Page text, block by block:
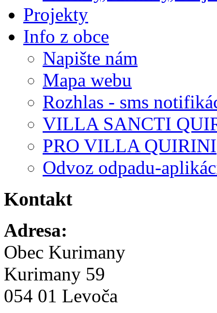
Projekty
Info z obce
Napište nám
Mapa webu
Rozhlas - sms
VILLA SANCTI
PRO VILLA QUIRINI
Odvoz odpadu-
Kontakt
Adresa:
Obec Kurimany
Kurimany 59
054 01 Levoča